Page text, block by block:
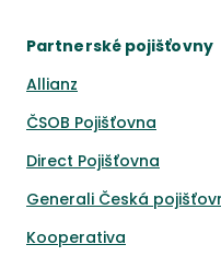
Partnerské pojišťovny
Allianz
ČSOB Pojišťovna
Direct Pojišťovna
Generali Česká
Kooperativa